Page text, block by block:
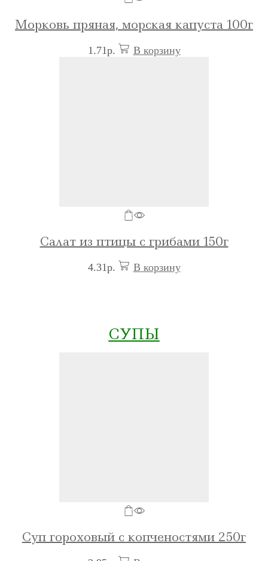
Морковь пряная, морская капуста 100г
1.71р. В корзину
Салат из птицы с грибами 150г
4.31р. В корзину
СУПЫ
Суп гороховый с копченостями 250г